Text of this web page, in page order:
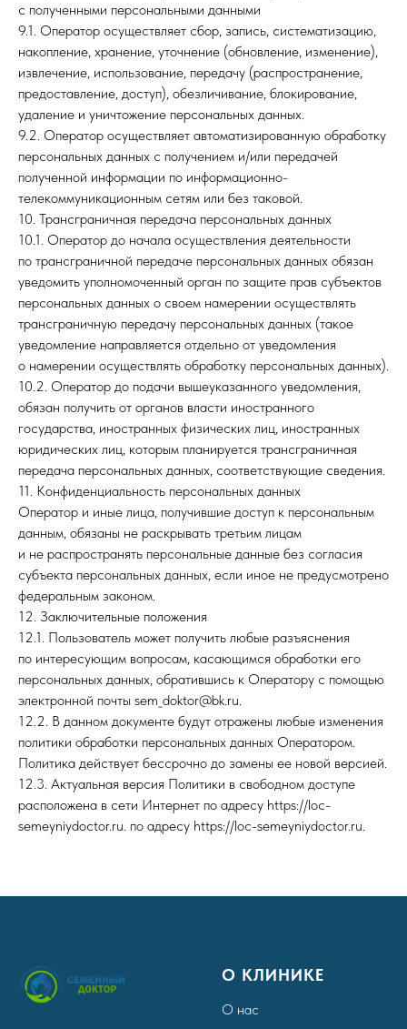
с полученными персональными данными
9.1. Оператор осуществляет сбор, запись, систематизацию,
накопление, хранение, уточнение (обновление, изменение),
извлечение, использование, передачу (распространение,
предоставление, доступ), обезличивание, блокирование,
удаление и уничтожение персональных данных.
9.2. Оператор осуществляет автоматизированную обработку
персональных данных с получением и/или передачей
полученной информации по информационно-
телекоммуникационным сетям или без таковой.
10. Трансграничная передача персональных данных
10.1. Оператор до начала осуществления деятельности
по трансграничной передаче персональных данных обязан
уведомить уполномоченный орган по защите прав субъектов
персональных данных о своем намерении осуществлять
трансграничную передачу персональных данных (такое
уведомление направляется отдельно от уведомления
о намерении осуществлять обработку персональных данных).
10.2. Оператор до подачи вышеуказанного уведомления,
обязан получить от органов власти иностранного
государства, иностранных физических лиц, иностранных
юридических лиц, которым планируется трансграничная
передача персональных данных, соответствующие сведения.
11. Конфиденциальность персональных данных
Оператор и иные лица, получившие доступ к персональным
данным, обязаны не раскрывать третьим лицам
и не распространять персональные данные без согласия
субъекта персональных данных, если иное не предусмотрено
федеральным законом.
12. Заключительные положения
12.1. Пользователь может получить любые разъяснения
по интересующим вопросам, касающимся обработки его
персональных данных, обратившись к Оператору с помощью
электронной почты sem_doktor@bk.ru.
12.2. В данном документе будут отражены любые изменения
политики обработки персональных данных Оператором.
Политика действует бессрочно до замены ее новой версией.
12.3. Актуальная версия Политики в свободном доступе
расположена в сети Интернет по адресу https://loc-
semeyniydoctor.ru. по адресу https://loc-semeyniydoctor.ru.
О КЛИНИКЕ
О нас